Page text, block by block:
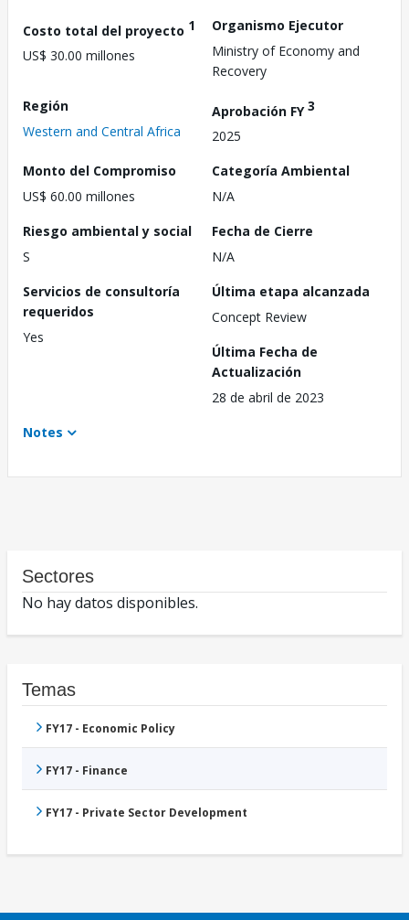
Costo total del proyecto 1
US$ 30.00 millones
Organismo Ejecutor
Ministry of Economy and
Recovery
Región
Western and Central Africa
Aprobación FY3
2025
Monto del Compromiso
US$ 60.00 millones
Categoría Ambiental
N/A
Riesgo ambiental y social
S
Fecha de Cierre
N/A
Servicios de consultoría
requeridos
Yes
Última etapa alcanzada
Concept Review
Última Fecha de
Actualización
28 de abril de 2023
Notes
Sectores
No hay datos disponibles.
Temas
FY17 - Economic Policy
FY17 - Finance
FY17 - Private Sector Development